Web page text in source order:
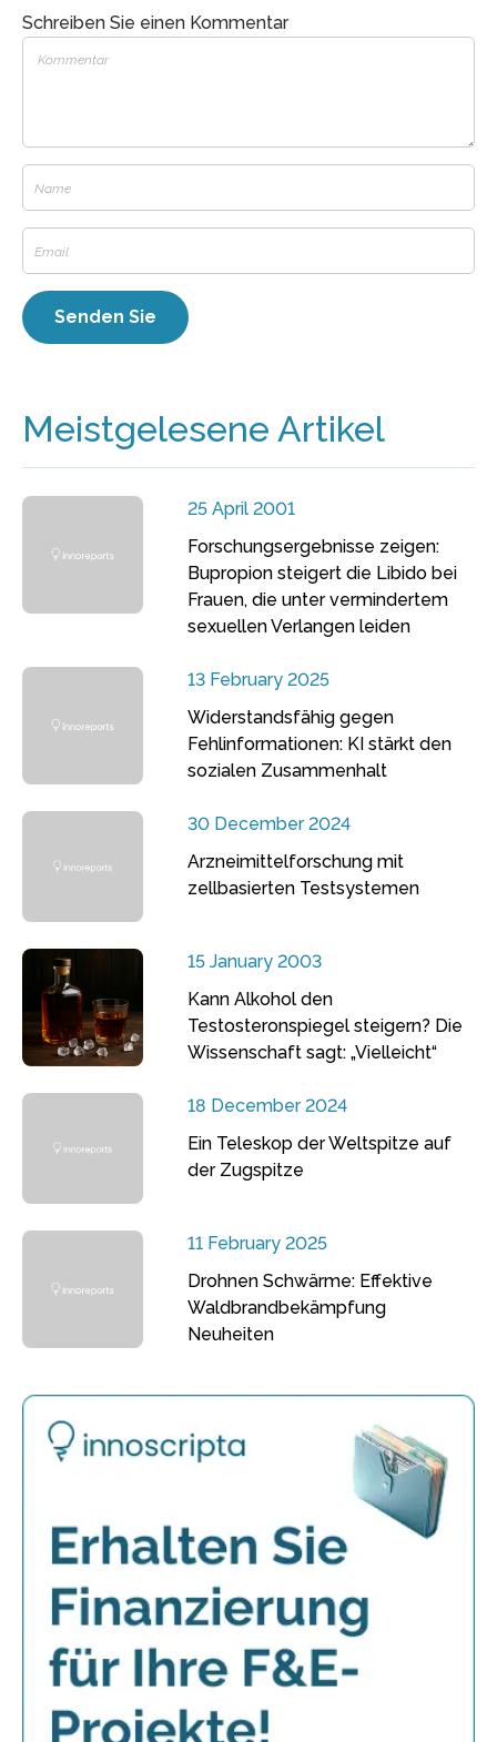
Schreiben Sie einen Kommentar
Meistgelesene Artikel
25 April 2001
Forschungsergebnisse zeigen:
Bupropion steigert die Libido bei
Frauen, die unter vermindertem
sexuellen Verlangen leiden
13 February 2025
Widerstandsfähig gegen
Fehlinformationen: KI stärkt den
sozialen Zusammenhalt
30 December 2024
Arzneimittelforschung mit
zellbasierten Testsystemen
15 January 2003
Kann Alkohol den
Testosteronspiegel steigern? Die
Wissenschaft sagt: „Vielleicht“
18 December 2024
Ein Teleskop der Weltspitze auf
der Zugspitze
11 February 2025
Drohnen Schwärme: Effektive
Waldbrandbekämpfung
Neuheiten